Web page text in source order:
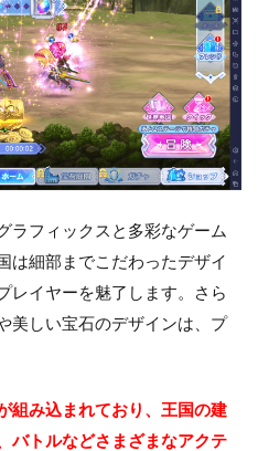
ラフィックスと多彩なゲーム
は細部までこだわったデザイ
レイヤーを魅了します。さら
美しい宝石のデザインは、プ
組み込まれており、王国の建
バトルなどさまざまなアクテ